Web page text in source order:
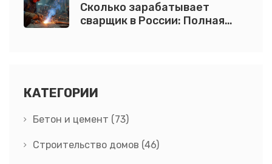
Сколько зарабатывает
сварщик в России: Полная
КАТЕГОРИИ
Бетон и цемент (73)
Строительство домов (46)